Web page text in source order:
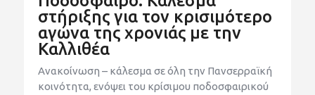
στήριξης για τον κρισιμότερο
αγώνα της χρονιάς με την
Καλλιθέα
Ανακοίνωση – κάλεσμα σε όλη την Πανσερραϊκή
κοινότητα, ενόψει του κρίσιμου ποδοσφαιρικού